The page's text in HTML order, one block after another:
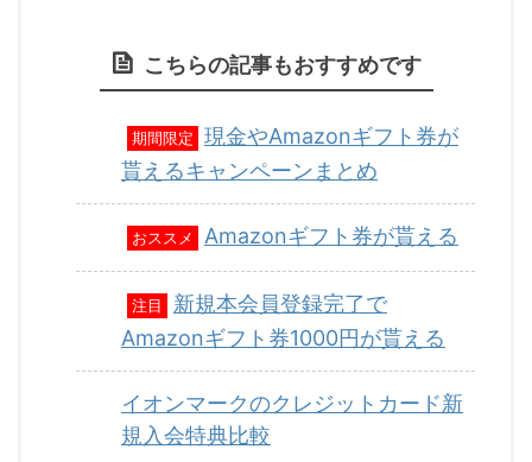
こちらの記事もおすすめです
期間限定
現金やAmazonギフト券が
貰えるキャンペーンまとめ
おススメ Amazonギフト券が貰える
注目
新規本会員登録完了で
Amazonギフト券1000円が貰える
イオンマークのクレジットカード新
規入会特典比較